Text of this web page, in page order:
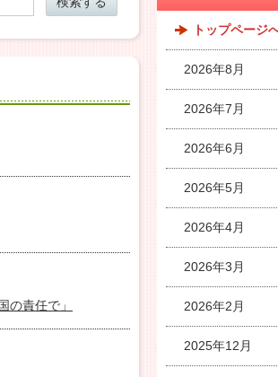
の責任で」
トップページ
2026年8月
2026年7月
2026年6月
2026年5月
2026年4月
2026年3月
2026年2月
2025年12月